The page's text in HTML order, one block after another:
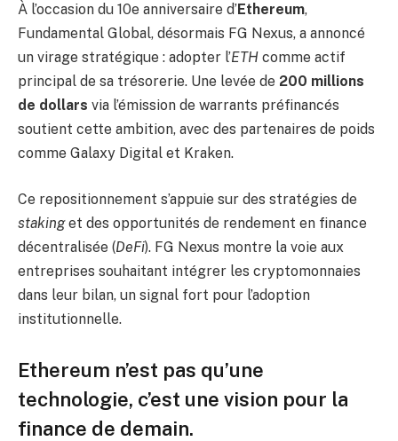
À l’occasion du 10e anniversaire d’Ethereum,
Fundamental Global, désormais FG Nexus, a annoncé
un virage stratégique : adopter l’ETH comme actif
principal de sa trésorerie. Une levée de 200 millions
de dollars via l’émission de warrants préfinancés
soutient cette ambition, avec des partenaires de poids
comme Galaxy Digital et Kraken.
Ce repositionnement s’appuie sur des stratégies de
stakinget des opportunités de rendement en finance
décentralisée (DeFi). FG Nexus montre la voie aux
entreprises souhaitant intégrer les cryptomonnaies
dans leur bilan, un signal fort pour l’adoption
institutionnelle.
Ethereum n’est pas qu’une
technologie, c’est une vision pour la
finance de demain.